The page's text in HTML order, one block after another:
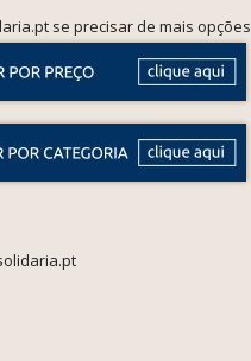
se precisar de mais opções